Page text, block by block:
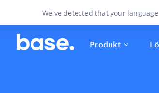
We've detected that your
Produkt